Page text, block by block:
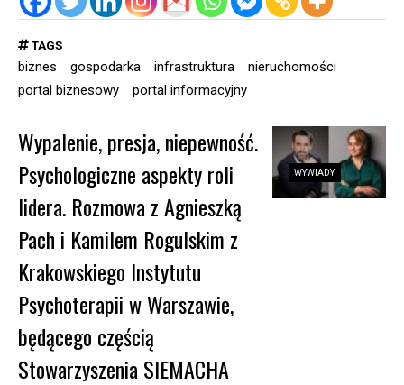
TAGS
biznes gospodarka infrastruktura
nieruchomości
portal biznesowy
portal informacyjny
WYWIADY
Wypalenie, presja, niepewność.
Psychologiczne aspekty roli
lidera. Rozmowa z Agnieszką
Pach i Kamilem Rogulskim z
Krakowskiego Instytutu
Psychoterapii w Warszawie,
będącego częścią
Stowarzyszenia SIEMACHA